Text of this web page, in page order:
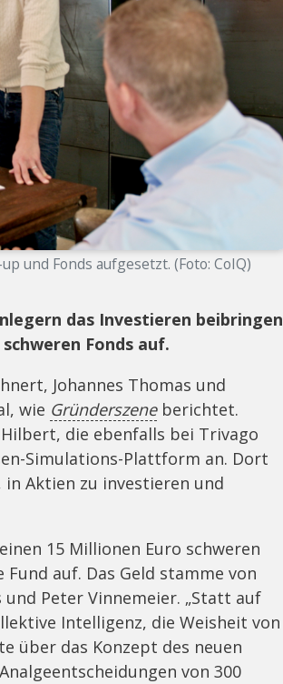
und Fonds aufgesetzt. (Foto: CoIQ)
das Investieren beibringen
Fonds auf.
Johannes Thomas und
wie Gründerszeneberichtet.
die ebenfalls bei Trivago
Simulations-Plattform an. Dort
Aktien zu investieren und
15 Millionen Euro schweren
auf. Das Geld stamme von
Peter Vinnemeier. „Statt auf
Intelligenz, die Weisheit von
über das Konzept des neuen
von 300